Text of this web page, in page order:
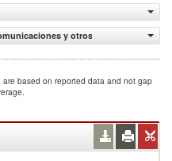
y otros servicios (% de
based on reported data and not gap